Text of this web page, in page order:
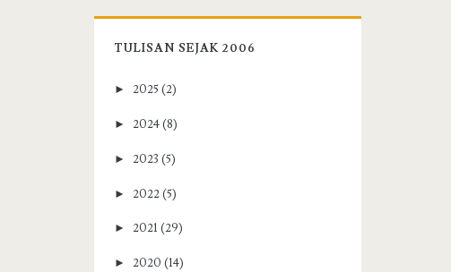
TULISAN SEJAK 2006
► 2025 (2)
► 2024 (8)
► 2023 (5)
► 2022 (5)
► 2021 (29)
► 2020 (14)